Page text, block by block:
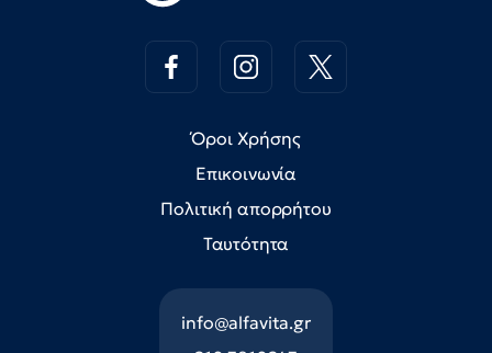
Όροι Χρήσης
Επικοινωνία
Πολιτική απορρήτου
Ταυτότητα
info@alfavita.gr